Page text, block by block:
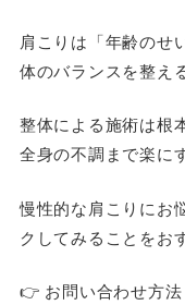
肩こりは「年齢のせ
体のバランスを整え
整体による施術は根
全身の不調まで楽に
慢性的な肩こりにお
クしてみることをお
👉 お問い合わせ方法